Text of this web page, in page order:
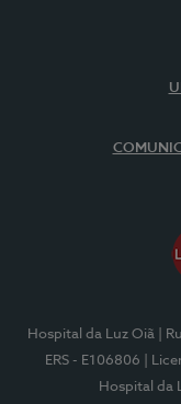
Hospital da Luz Oiã |
ERS - E106806
|
Hospital da